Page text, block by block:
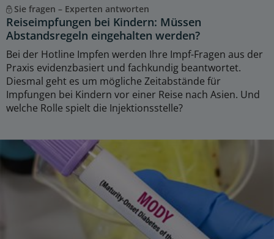
Sie fragen – Experten antworten
Reiseimpfungen bei Kindern: Müssen
Abstandsregeln eingehalten werden?
Bei der Hotline Impfen werden Ihre Impf-Fragen aus der
Praxis evidenzbasiert und fachkundig beantwortet.
Diesmal geht es um mögliche Zeitabstände für
Impfungen bei Kindern vor einer Reise nach Asien. Und
welche Rolle spielt die Injektionsstelle?